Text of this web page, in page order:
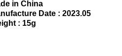
in China
Date : 2023.05
: 15g